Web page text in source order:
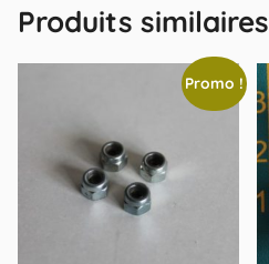
Produits similaires
Promo !